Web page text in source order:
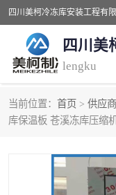
四川美
lengku
当前位置： 首页 > 供应
库保温板 苍溪冻库压缩
冷库安装，冷库价
成都冻库，成都
德阳冻库安装，德